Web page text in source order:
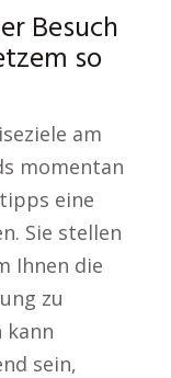
Besuch
so
am
momentan
eine
Sie stellen
Ihnen die
zu
kann
sein,